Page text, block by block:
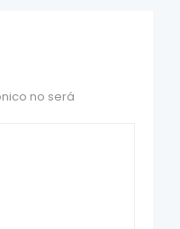
no será